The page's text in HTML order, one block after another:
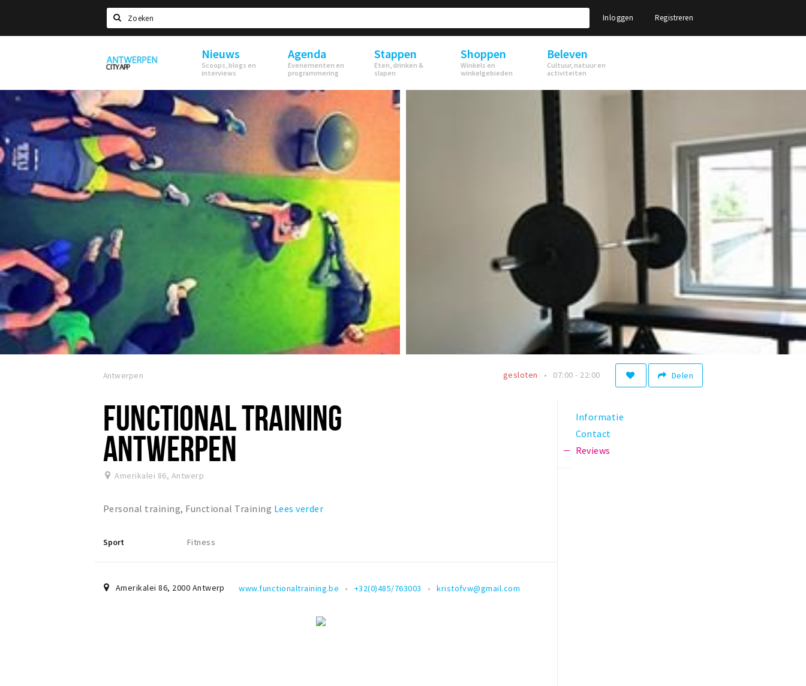
Zoeken
Inloggen Registreren
Antwerpen Nieuws
Scoops, blogs en
interviews
Agenda
Evenementen en
programmering
Stappen
Eten, drinken &
slapen
Shoppen
Winkels en
winkelgebieden
Beleven
Cultuur, natuur en
activiteiten
Antwerpen Delen
gesloten 07:00 - 22:00
FUNCTIONAL TRAINING
ANTWERPEN
Amerikalei 86, Antwerp
Personal training, Functional Training Lees verder
Sport Fitness
Amerikalei 86, 2000 Antwerp www.functionaltraining.be +32(0)485/763003 kristofvw@gmail.com
Informatie
Contact
Reviews